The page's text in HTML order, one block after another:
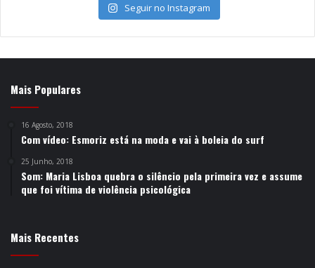
Seguir no Instagram
Mais Populares
16 Agosto, 2018
Com vídeo: Esmoriz está na moda e vai à boleia do surf
25 Junho, 2018
Som: Maria Lisboa quebra o silêncio pela primeira vez e assume
que foi vítima de violência psicológica
Mais Recentes